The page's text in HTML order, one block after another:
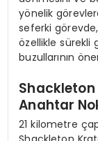
yönelik
seferki
özellikle sürekli
buzullarının
Shackleton
Anahtar
21 kilometre